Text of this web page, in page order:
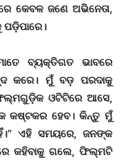
କେବଳ ଜଣେ ଅଭିନେତା,
ବ୍ୟକ୍ତିଗତ ଭାବରେ
କରେ। ମୁଁ ବଡ଼ ପରଦାକୁ
ଓଟିଟିରେ ଆସେ,
କଷ୍ଟକର ହେବ। କିନ୍ତୁ ମୁଁ
ଏହି ସମୟରେ, ଜନଙ୍କ
କହିବାକୁ ଗଲେ, ଫିଲ୍ମଟି